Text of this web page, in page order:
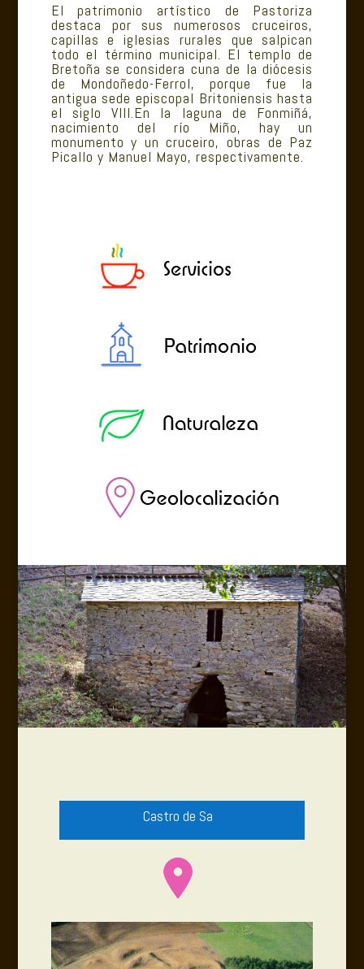
El patrimonio artístico de Pastoriza
destaca por sus numerososcruceiros,
capillas e iglesias rurales que salpican
todo el término municipal. El templo de
Bretoña se considera cuna de ladiócesis
de Mondoñedo-Ferrol, porque fue la
antigua sede episcopal Britoniensis hasta
el siglo VIII.En la laguna de Fonmiñá,
nacimiento del río Miño, hay un
monumento y un cruceiro, obras de Paz
Picallo y Manuel Mayo, respectivamente.
Castro de Sa